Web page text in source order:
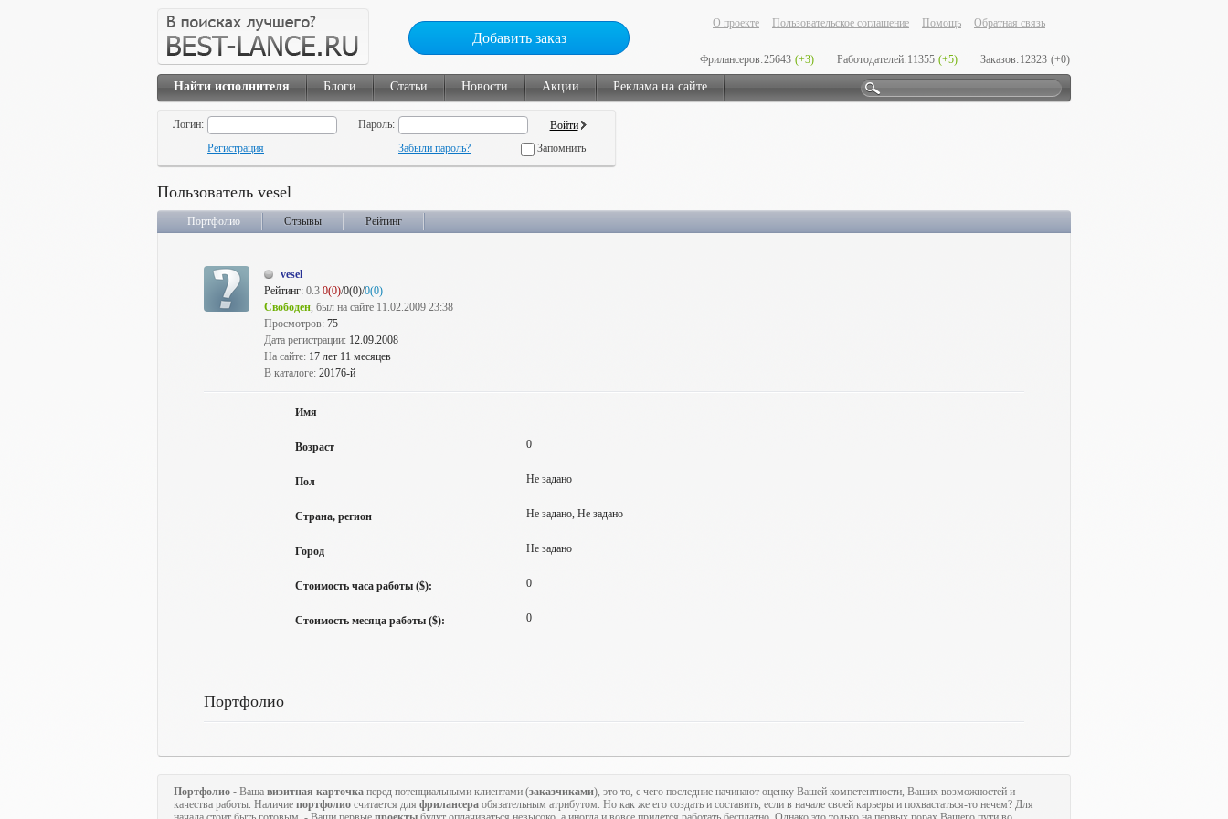
Добавить заказ
О проекте Пользовательское соглашение Помощь Обратная связь
Фрилансеров:25643 (+3) Работодателей:11355 (+5) Заказов:12323 (+0)
Найти исполнителя Блоги Статьи Новости Акции Реклама на сайте
Логин:
Пароль:
Регистрация
Забыли пароль? Запомнить
Пользователь vesel
Портфолио Отзывы Рейтинг
vesel
Рейтинг: 0.3 0(0)/0(0)/0(0)
Свободен, был на сайте 11.02.2009 23:38
Просмотров: 75
Дата регистрации: 12.09.2008
На сайте: 17 лет 11 месяцев
В каталоге: 20176-й
Имя
Возраст 0
Пол Не задано
Страна, регион Не задано, Не задано
Город Не задано
Стоимость часа работы ($): 0
Стоимость месяца работы ($): 0
Портфолио
Портфолио - Ваша визитная карточка перед потенциальными клиентами (заказчиками), это то, с чего последние начинают оценку Вашей компетентности, Ваших возможностей и
качества работы. Наличие портфолио считается для фрилансера обязательным атрибутом. Но как же его создать и составить, если в начале своей карьеры и похвастаться-то нечем? Для